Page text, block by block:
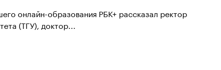
онлайн-образования РБК+ рассказал ректор
(ТГУ), доктор...